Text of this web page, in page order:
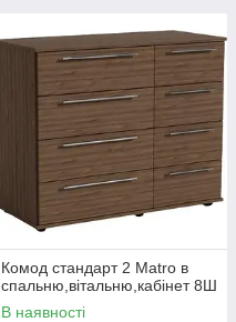
Комод стандарт 2 Matro в
спальню,вітальню,кабінет 8Ш
В наявності